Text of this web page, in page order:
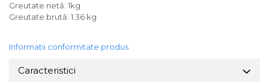
Greutate netă: 1kg
Greutate brută: 1.36 kg
Informatii conformitate produs
Caracteristici